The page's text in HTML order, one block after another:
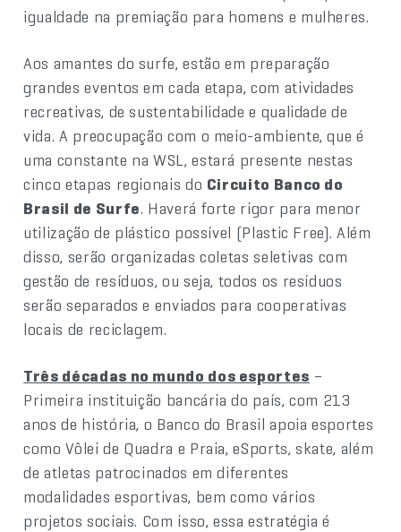
igualdade na premiação para homens e mulheres.
Aos amantes do surfe, estão em preparação
grandes eventos em cada etapa, com atividades
recreativas, de sustentabilidade e qualidade de
vida. A preocupação com o meio-ambiente, que é
uma constante na WSL, estará presente nestas
cinco etapas regionais do Circuito Banco do
Brasil de Surfe. Haverá forte rigor para menor
utilização de plástico possível (Plastic Free). Além
disso, serão organizadas coletas seletivas com
gestão de resíduos, ou seja, todos os resíduos
serão separados e enviados para cooperativas
locais de reciclagem.
Três décadas no mundo dos esportes –
Primeira instituição bancária do país, com 213
anos de história, o Banco do Brasil apoia esportes
como Vôlei de Quadra e Praia, eSports, skate, além
de atletas patrocinados em diferentes
modalidades esportivas, bem como vários
projetos sociais. Com isso, essa estratégia é